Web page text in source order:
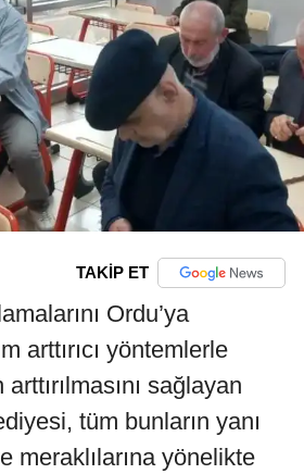
TAKİP ET
Ordu’ya
arttırıcı yöntemlerle
sağlayan
tüm bunların yanı
meraklılarına yönelikte